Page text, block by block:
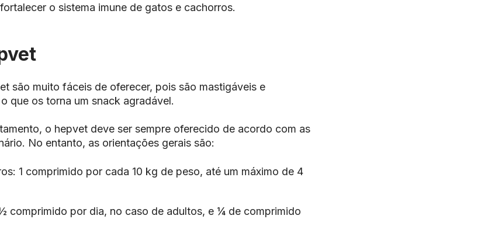
o sistema imune de gatos e cachorros.
são muito fáceis de oferecer, pois são mastigáveis e
que os torna um snack agradável.
o hepvet deve ser sempre oferecido de acordo com as
No entanto, as orientações gerais são:
1 comprimido por cada 10 kg de peso, até um máximo de 4
comprimido por dia, no caso de adultos, e ¼ de comprimido